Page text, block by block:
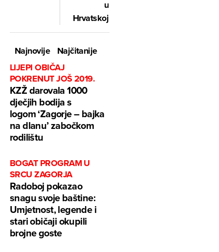
u
Hrvatskoj
Najnovije
Najčitanije
LIJEPI OBIČAJ
POKRENUT JOŠ 2019.
KZŽ darovala 1000
dječjih bodija s
logom ‘Zagorje – bajka
na dlanu’ zabočkom
rodilištu
BOGAT PROGRAM U
SRCU ZAGORJA
Radoboj pokazao
snagu svoje baštine:
Umjetnost, legende i
stari običaji okupili
brojne goste